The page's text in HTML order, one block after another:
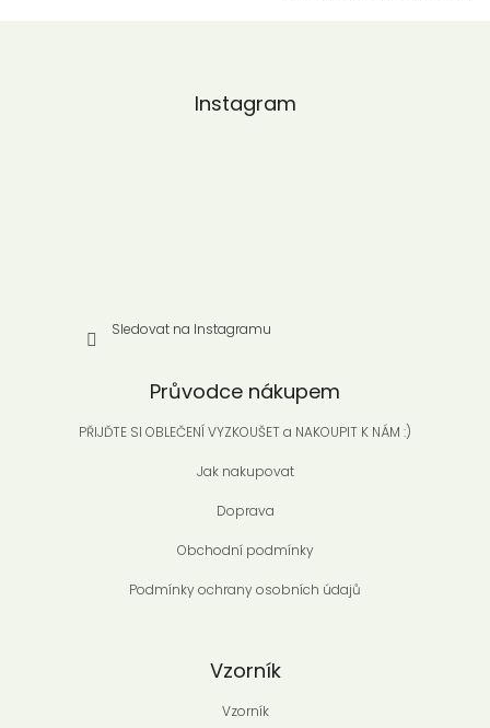
Instagram
Sledovat na Instagramu
Průvodce nákupem
PŘIJĎTE SI OBLEČENÍ VYZKOUŠET a NAKOUPIT K NÁM :)
Jak nakupovat
Doprava
Obchodní podmínky
Podmínky ochrany osobních údajů
Vzorník
Vzorník